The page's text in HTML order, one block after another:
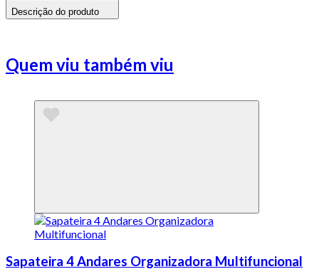
Descrição do produto
Quem viu também viu
Sapateira 4 Andares Organizadora Multifuncional